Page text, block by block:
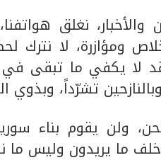
نغلق
ومؤازرة، لا نترك
لا يكفي ما تبقى في
تشرّداً، وبذوي
يقوم بناء
خلف ما يريدون وليس ما